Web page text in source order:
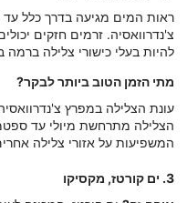
צ'נדרוואסיה. זרמים חזקים
להיות בעלי כישורי צלילה ברמה
מתי הזמן הטוב ביותר לבקר?
עונת הצלילה במפרץ
הצלילה מתרחשת מיולי עד
המשפיעות על אזורי צלילה
3. ים קורטז, מקסיקו